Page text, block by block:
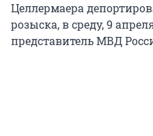
Целлермаера
розыска, в среду,9
представитель МВД